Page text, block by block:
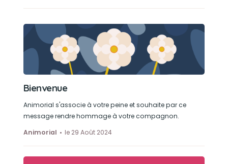
Bienvenue
Animorial s'associe à votre peine et souhaite par ce
message rendre hommage à votre compagnon.
Animorial
le 29 Août 2024